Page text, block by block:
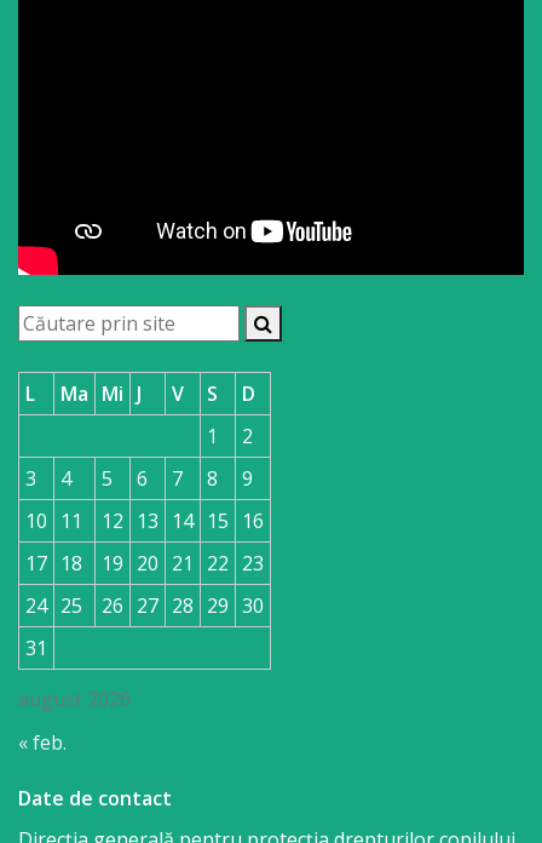
august 2026
L Ma Mi J V S
D
1
2
3
4 5 6 7 8
9
10
11 12 13 14 15
16
17 18 19 20 21 22 23
24 25 26 27 28 29 30
31
« feb.
Date de contact